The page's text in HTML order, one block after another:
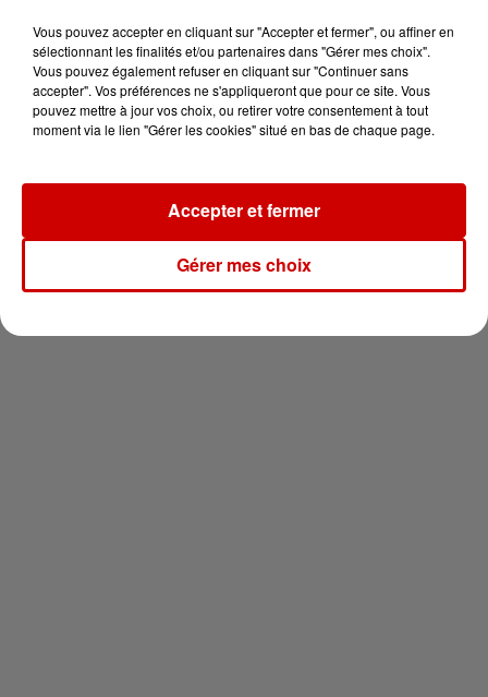
Destination Vacances : inscrivez-
vous !
Newsletter
Vous pouvez accepter en cliquant sur "Accepter et fermer", ou affiner en
sélectionnant les finalités et/ou partenaires dans "Gérer mes choix".
Vous pouvez également refuser en cliquant sur "Continuer sans
accepter". Vos préférences ne s'appliqueront que pour ce site. Vous
pouvez mettre à jour vos choix, ou retirer votre consentement à tout
moment via le lien "Gérer les cookies" situé en bas de chaque page.
Gérer mes choix
Accepter et fermer